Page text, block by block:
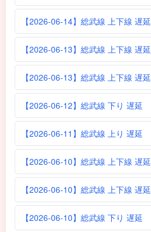
【2026-06-14】総武線 上下線 遅延
【2026-06-13】総武線 上下線 遅延
【2026-06-13】総武線 上下線 遅延
【2026-06-12】総武線 下り 遅延
【2026-06-11】総武線 上り 遅延
【2026-06-10】総武線 上下線 遅延
【2026-06-10】総武線 上下線 遅延
【2026-06-10】総武線 下り 遅延